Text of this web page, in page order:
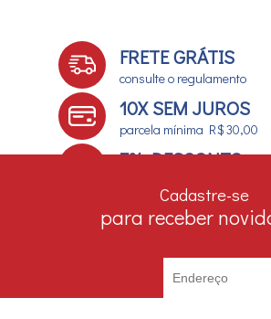
FRETE GRÁTIS
consulte o regulamento
10X SEM JUROS
parcela mínima R$ 30,00
7% DESCONTO
Cadastre-se
para receber